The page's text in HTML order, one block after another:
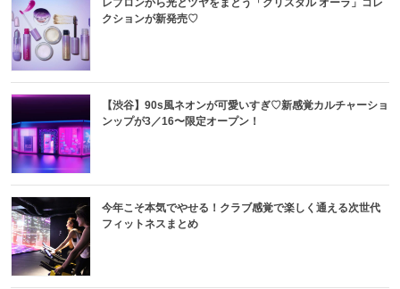
クションが新発売♡
【渋谷】90s風ネオンが可愛いすぎ♡新感覚カルチャーショ
ンップが3／16〜限定オープン！
今年こそ本気でやせる！クラブ感覚で楽しく通える次世代
フィットネスまとめ